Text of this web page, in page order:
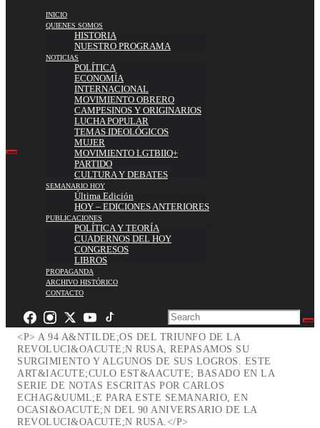
INICIO
QUIENES SOMOS
HISTORIA
NUESTRO PROGRAMA
NOTICIAS
POLÍTICA
ECONOMÍA
INTERNACIONAL
MOVIMIENTO OBRERO
CAMPESINOS Y ORIGINARIOS
LUCHA POPULAR
TEMAS IDEOLÓGICOS
MUJER
MOVIMIENTO LGTBIIQ+
PARTIDO
CULTURA Y DEBATES
SEMANARIO HOY
Última Edición
HOY – EDICIONES ANTERIORES
PUBLICACIONES
POLÍTICA Y TEORÍA
CUADERNOS DEL HOY
CONGRESOS
LIBROS
PROPAGANDA
ARCHIVO HISTÓRICO
CONTACTO
<P> A 94 A&NTILDE;OS DEL TRIUNFO DE LA
REVOLUCI&OACUTE;N RUSA, REPASAMOS SU
SURGIMIENTO Y ALGUNOS DE SUS LOGROS. ESTE
ART&IACUTE;CULO EST&AACUTE; BASADO EN LA
SERIE DE NOTAS ESCRITAS POR CARLOS
ECHAG&UUML;E PARA ESTE SEMANARIO, EN
OCASI&OACUTE;N DEL 90 ANIVERSARIO DE LA
REVOLUCI&OACUTE;N RUSA.</P>